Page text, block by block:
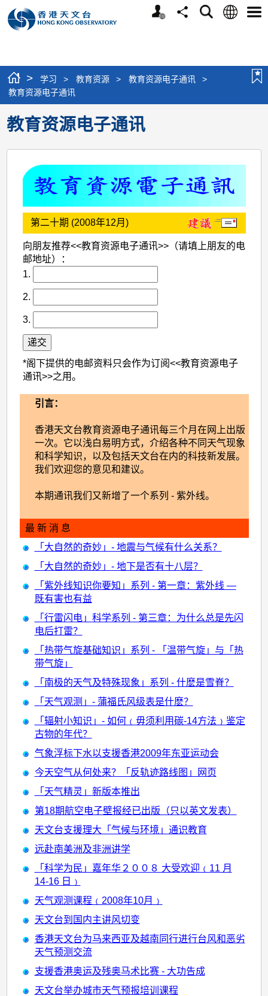
个
分
搜
语
选
> 学习 > 教育资源 > 教育资源电子通讯
>
教育资源电子通讯
教育资源电子通讯
第二十期 (2008年12月)
向朋友推荐<<教育资源电子通讯>>（请填上朋友的电
邮地址）：
1.
2.
3.
*阁下提供的电邮资料只会作为订阅<<教育资源电子
通讯>>之用。
引言：
香港天文台教育资源电子通讯每三个月在网上出版
一次。它以浅白易明方式，介绍各种不同天气现象
和科学知识，以及包括天文台在内的科技新发展。
我们欢迎您的意见和建议。
本期通讯我们又新增了一个系列 - 紫外线。
最 新 消 息
「大自然的奇妙」- 地震与气候有什么关系？
「大自然的奇妙」- 地下是否有十八层？
「紫外线知识你要知」系列 - 第一章：紫外线 —
既有害也有益
「行雷闪电」科学系列 - 第三章：为什么总是先闪
电后打雷？
「热带气旋基础知识」系列 - 「温带气旋」与「热
带气旋」
「南极的天气及特殊现象」系列 - 什麽是雪脊？
「天气观测」- 蒲福氏风级表是什麽？
「辐射小知识」- 如何﹙毋须利用碳-14方法﹚鉴定
古物的年代？
气象浮标下水以支援香港2009年东亚运动会
今天空气从何处来？「反轨迹路线图」网页
「天气精灵」新版本推出
第18期航空电子壁报经已出版（只以英文发表）
天文台支援理大「气候与环境」通识教育
远赴南美洲及非洲讲学
「科学为民」嘉年华２００８ 大受欢迎﹙11 月
14-16 日﹚
天气观测课程﹙2008年10月﹚
天文台到国内主讲风切变
香港天文台为马来西亚及越南同行进行台风和恶劣
天气预测交流
支援香港奥运及残奥马术比赛 - 大功告成
天文台举办城市天气预报培训课程